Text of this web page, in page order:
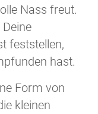
Nass freut.
feststellen,
hast.
Form von
kleinen